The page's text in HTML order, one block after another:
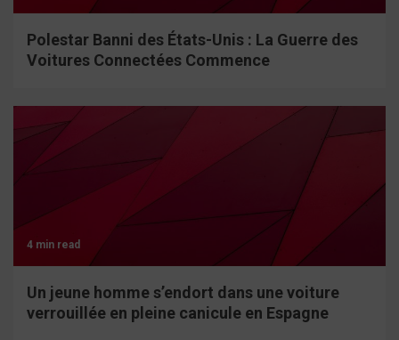
Polestar Banni des États-Unis : La Guerre des
Voitures Connectées Commence
4 min read
Un jeune homme s’endort dans une voiture
verrouillée en pleine canicule en Espagne